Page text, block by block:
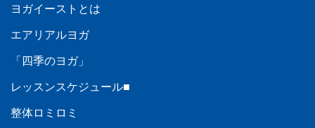
ヨガイーストとは
エアリアルヨガ
「四季のヨガ」
レッスンスケジュール■
整体ロミロミ